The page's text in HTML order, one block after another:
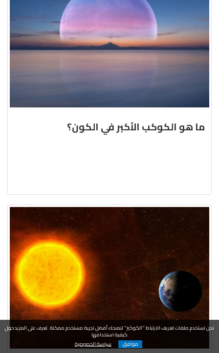
ما هو الكوكب الأكبر في الكون؟
نحن نستخدم ملفات تعريف الارتباط "الكوكيز" لنمنحك أفضل تجربة مستخدم ممكنة. تعرف على المزيد حول
كيفية استخدامها
موافق
سياسة الخصوصية